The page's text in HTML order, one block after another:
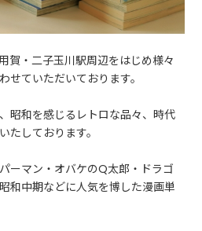
賀・二子玉川駅周辺をはじめ様々
せていただいております。
昭和を感じるレトロな品々、時代
たしております。
ーマン・オバケのQ太郎・ドラゴ
和中期などに人気を博した漫画単